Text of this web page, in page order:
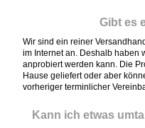
Gibt es
Wir sind ein reiner
im Internet an. Deshalb haben
anprobiert werden kann. Die
Hause geliefert oder aber
vorheriger terminlicher
Kann ich etwas